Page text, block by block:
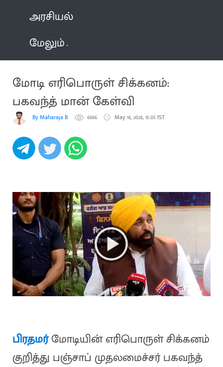
அரசியல்
மேலும்
மோடி எரிபொருள் சிக்கனம்:
பகவந்த் மான் கேள்வி
By Maharaja B 6966 May 16, 2026, 15:05 IST
பிரதமர்மோடியின் எரிபொருள் சிக்கனம்
குறித்து பஞ்சாப் முதலமைச்சர் பகவந்த்